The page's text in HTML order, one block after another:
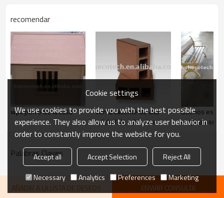
recomendar
wpc perro de la casa
venta caliente de alta
calidad de cubiertas
Buenos
respetuosos
Palabras Claves
AÑADIR A LA LISTA DE DESEOS ENVIAR CONSULTA
Cookie settings
We use cookies to provide you with the best possible
experience. They also allow us to analyze user behavior in
order to constantly improve the website for you.
Accept all Accept Selection
Reject All
Necessary
Analytics Preferences Marketing